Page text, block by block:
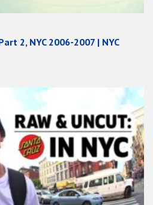
2, NYC 2006-2007 | NYC